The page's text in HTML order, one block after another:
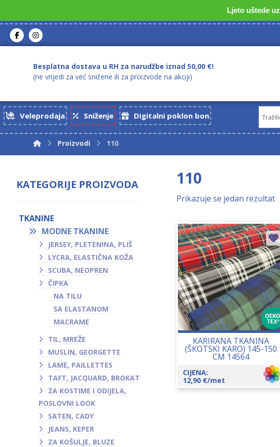
Ljeto uštede
Besplatna dostava u RH za narudžbe iznad 50,00 €!
(ne vrijedi za već snižene ili za proizvode na akciji)
Veleprodaja Sniženje Digitalni poklon bon
Proizvodi 110
110
Prikazuje se jedan rezultat
KARIRANA TKANINA
(ŠKOTSKI KARO) 145-150
CM 14564
CIJENA:
12,90 €/met
KATEGORIJE PROIZVODA
TKANINE
MODNE TKANINE
JERSEY, PLETENINA, PLIŠ
LYCRA, ELASTIČNA KOŽA
SCUBA, NEOPREN
ČIPKA
NA TILU
SA ELASTANOM
MACRAME
TIL, MREŽE
MUSLIN, GEORGETTE
LAME, PAILLETTES
TAFT, JACQUARD, BROKAT
ZA KOSTIME I ODIJELA,
POSLOVNI LOOK
SATEN, CADY
JEANS, KEPER
ZA KOŠULJE, BLUZE